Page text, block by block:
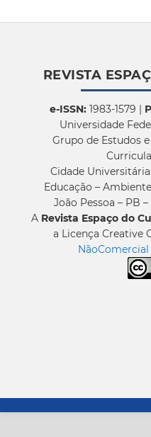
REVISTA
e-ISSN:1983-1579 |
Universidade
Grupo de Estudos
Cidade
Educação –
João Pessoa – PB
A Revista Espaço do
a Licença Creative